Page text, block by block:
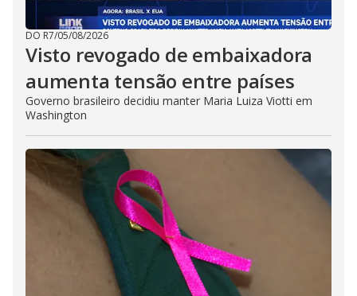
DO R7/05/08/2026
Visto revogado de embaixadora
aumenta tensão entre países
Governo brasileiro decidiu manter Maria Luiza Viotti em
Washington